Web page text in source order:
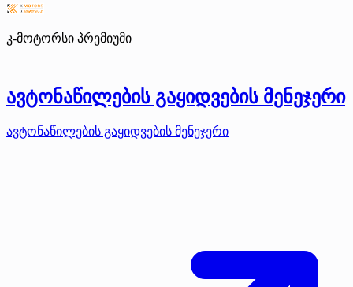
კ-მოტორსი პრემიუმი
ავტონაწილების გაყიდვების მენეჯერი
ავტონაწილების გაყიდვების მენეჯერი